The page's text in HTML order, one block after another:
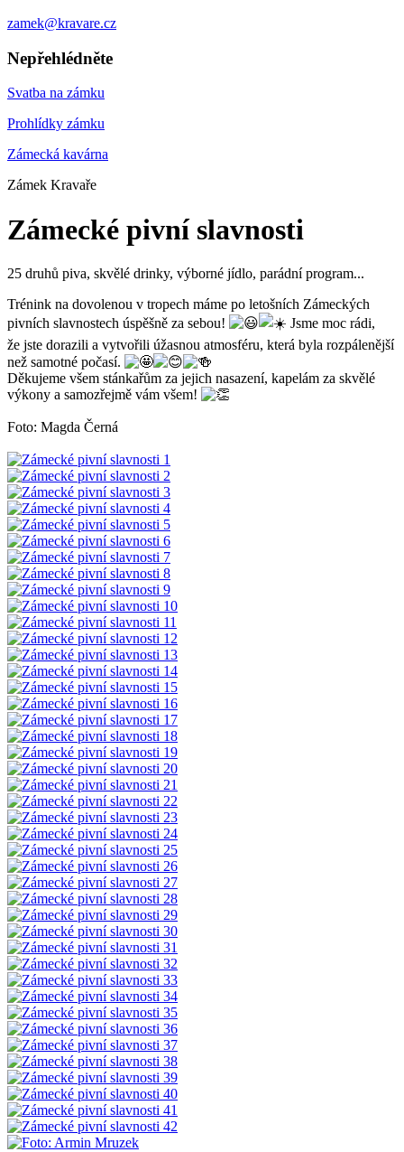
zamek@kravare.cz
Nepřehlédněte
Svatba na zámku
Prohlídky zámku
Zámecká kavárna
Zámek Kravaře
Zámecké pivní slavnosti
25 druhů piva, skvělé drinky, výborné jídlo, parádní program...
Trénink na dovolenou v tropech máme po letošních Zámeckých
pivních slavnostech úspěšně za sebou!
Jsme moc rádi,
že jste dorazili a vytvořili úžasnou atmosféru, která byla rozpálenější
než samotné počasí.
Děkujeme všem stánkařům za jejich nasazení, kapelám za skvělé
výkony a samozřejmě vám všem!
Foto: Magda Černá